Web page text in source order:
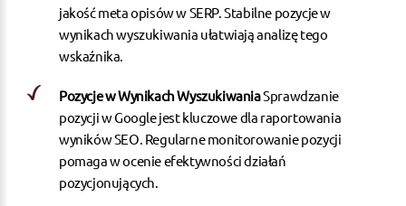
jakość meta opisów wSERP. Stabilne pozycje w
wynikach wyszukiwania ułatwiają analizę tego
wskaźnika.
Pozycje w Wynikach WyszukiwaniaSprawdzanie
pozycji w Google jest kluczowe dla raportowania
wyników SEO. Regularne monitorowanie pozycji
pomaga w ocenie efektywności działań
pozycjonujących.